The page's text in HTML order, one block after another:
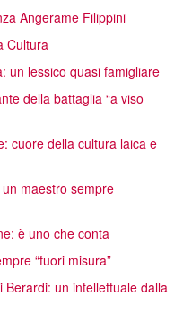
Angerame Filippini
Cultura
un lessico quasi famigliare
della battaglia “a viso
cuore della cultura laica e
maestro sempre
è uno che conta
“fuori misura”
un intellettuale dalla